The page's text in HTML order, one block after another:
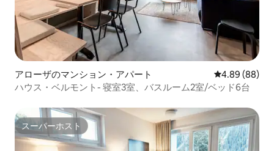
アローザのマンション・アパート レビュー88件
4.89 (88)
ハウス・ベルモント- 寝室3室、バスルーム2室/ベッド6台
スーパーホスト
スーパーホスト